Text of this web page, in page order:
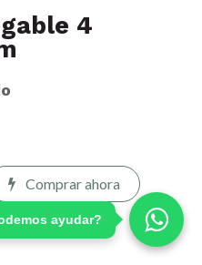
4
Comprar ahora
ayudar?